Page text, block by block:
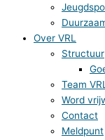
Over VRL
Structuur
Team VRL
Word
Contact
Meldpunt